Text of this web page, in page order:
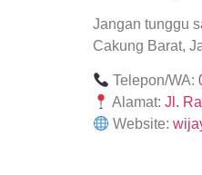
Jangan tunggu
Cakung Barat,
Telepon/WA:
Alamat:Jl.
Website: